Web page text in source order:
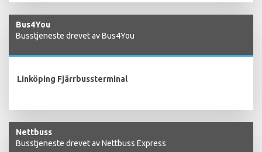
Bus4You
Busstjeneste drevet av Bus4You
Linköping Fjärrbussterminal
Nettbuss
Busstjeneste drevet av Nettbuss Express